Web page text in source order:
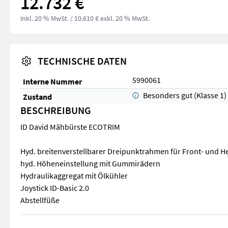
inkl. 20 % MwSt. / 10.610 € exkl. 20 % MwSt.
TECHNISCHE DATEN
Interne Nummer
5990061
Zustand
Besonders gut (Klasse 1)
BESCHREIBUNG
ID David Mähbürste ECOTRIM
Hyd. breitenverstellbarer Dreipunktrahmen für Front- und
hyd. Höheneinstellung mit Gummirädern
Hydraulikaggregat mit Ölkühler
Joystick ID-Basic 2.0
Abstellfüße
ID David Mähbürste ECOTRIM Hyd. breitenverstellbarer